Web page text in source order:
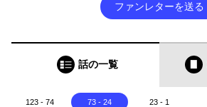
ファンレターを送る
話の一覧
123 - 74 73 - 24 23 - 1